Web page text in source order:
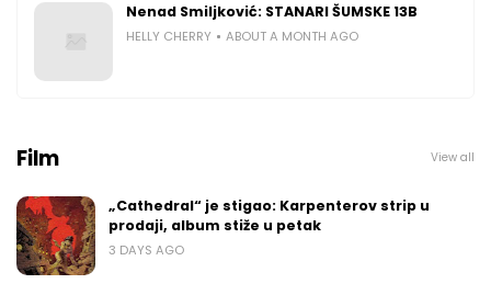
Nenad Smiljković: STANARI ŠUMSKE 13B
HELLY CHERRY ABOUT A MONTH AGO
Film View all
„Cathedral“ je stigao: Karpenterov strip u
prodaji, album stiže u petak
3 DAYS AGO